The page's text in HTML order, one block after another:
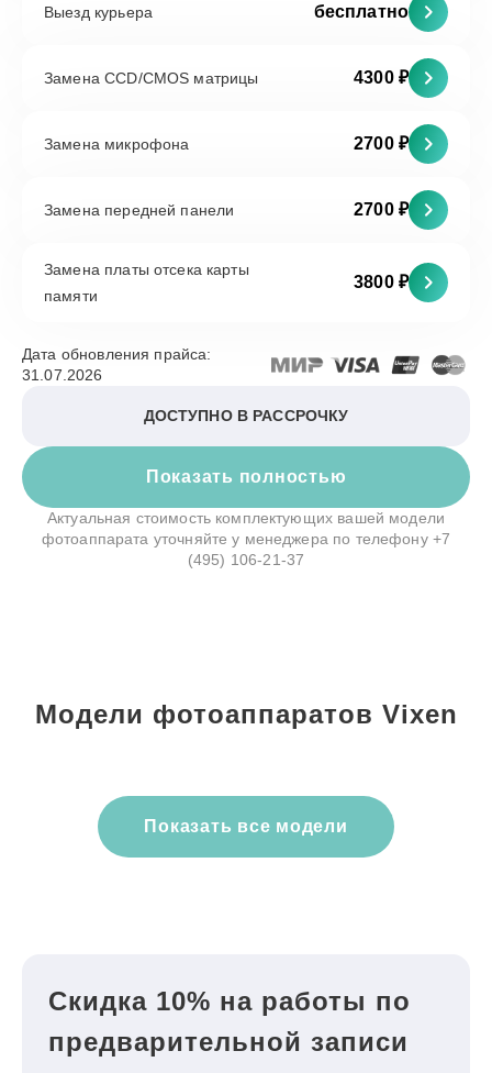
Выезд курьера бесплатно
Замена CCD/CMOS матрицы 4300 ₽
Замена микрофона 2700 ₽
Замена передней панели 2700 ₽
Замена платы отсека карты
памяти
3800 ₽
Показать полностью
Дата обновления прайса:
31.07.2026
ДОСТУПНО В РАССРОЧКУ
Актуальная стоимость комплектующих вашей модели
фотоаппарата уточняйте у менеджера по телефону +7
(495) 106-21-37
Модели фотоаппаратов Vixen
Показать все модели
Скидка 10% на работы по
предварительной записи